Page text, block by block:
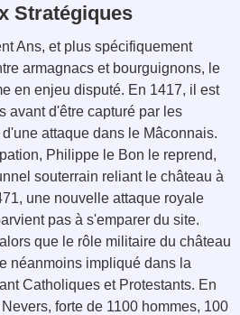
Stratégiques
Ans, et plus spécifiquement
armagnacs et bourguignons, le
en enjeu disputé. En 1417, il est
avant d'être capturé par les
attaque dans le Mâconnais.
Philippe le Bon le reprend,
souterrain reliant le château à
une nouvelle attaque royale
pas à s'emparer du site.
que le rôle militaire du château
néanmoins impliqué dans la
Catholiques et Protestants. En
forte de 1100 hommes, 100